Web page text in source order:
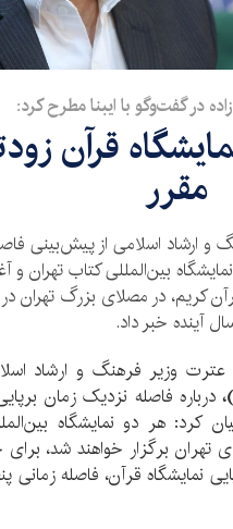
در گفت‌وگو با ایبنا مطرح کرد:
قرآن
مقرر
ارشاد اسلامی از پیش‌بینی
بین‌المللی کتاب تهران و
کریم، در مصلای بزرگ تهران در
آینده خبر داد.
عترت وزیر فرهنگ و ارشاد
درباره فاصله نزدیک زمان
کرد: هر دو نمایشگاه
سال 97 در مصلای تهران برگزار خواهند
نمایشگاه قرآن، فاصله زمانی